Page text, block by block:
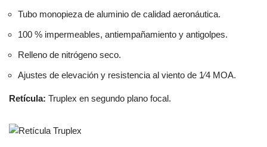
Tubo monopieza de aluminio de calidad aeronáutica.
100 % impermeables, antiempañamiento y antigolpes.
Relleno de nitrógeno seco.
Ajustes de elevación y resistencia al viento de 1⁄4 MOA.
Retícula: Truplex en segundo plano focal.